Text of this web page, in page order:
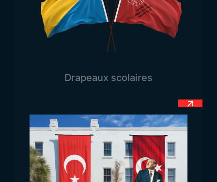
Signification du Drapeau
du Turkménistan
Les drapeaux nationaux sont conçus pour
qui lui sont chères. Le drapeau du Turkménistan a
proclamation de l’indépendance du pays. Son fond
vert foncé symbolise l’Islam, religion majoritaire du
pays, tout en reflétant la double identité turque et
musulmane du peuple turkmène. Sur le côté
gauche du drapeau se trouvent cinq motifs de
tapis disposés verticalement, représentant la
Drapeaux scolaires